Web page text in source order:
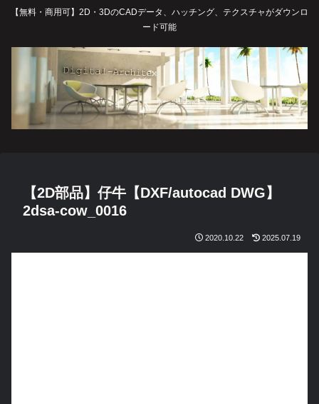
【無料・商用可】2D・3DのCADデータ、ハッチング、テクスチャがダウンロ
ード可能
【2D部品】仔牛【DXF/autocad DWG】
2dsa-cow_0016
2020.10.22 2025.07.19